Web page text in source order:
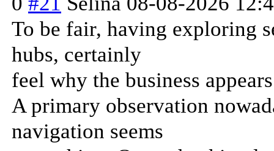
To be fair, having exploring
hubs, certainly
feel why the business
A primary observation
navigation seems